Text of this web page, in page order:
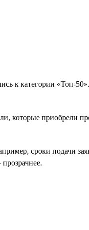
к категории «Топ-50».
которые приобрели
сроки подачи